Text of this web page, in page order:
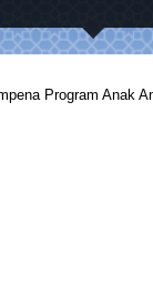
Program Anak